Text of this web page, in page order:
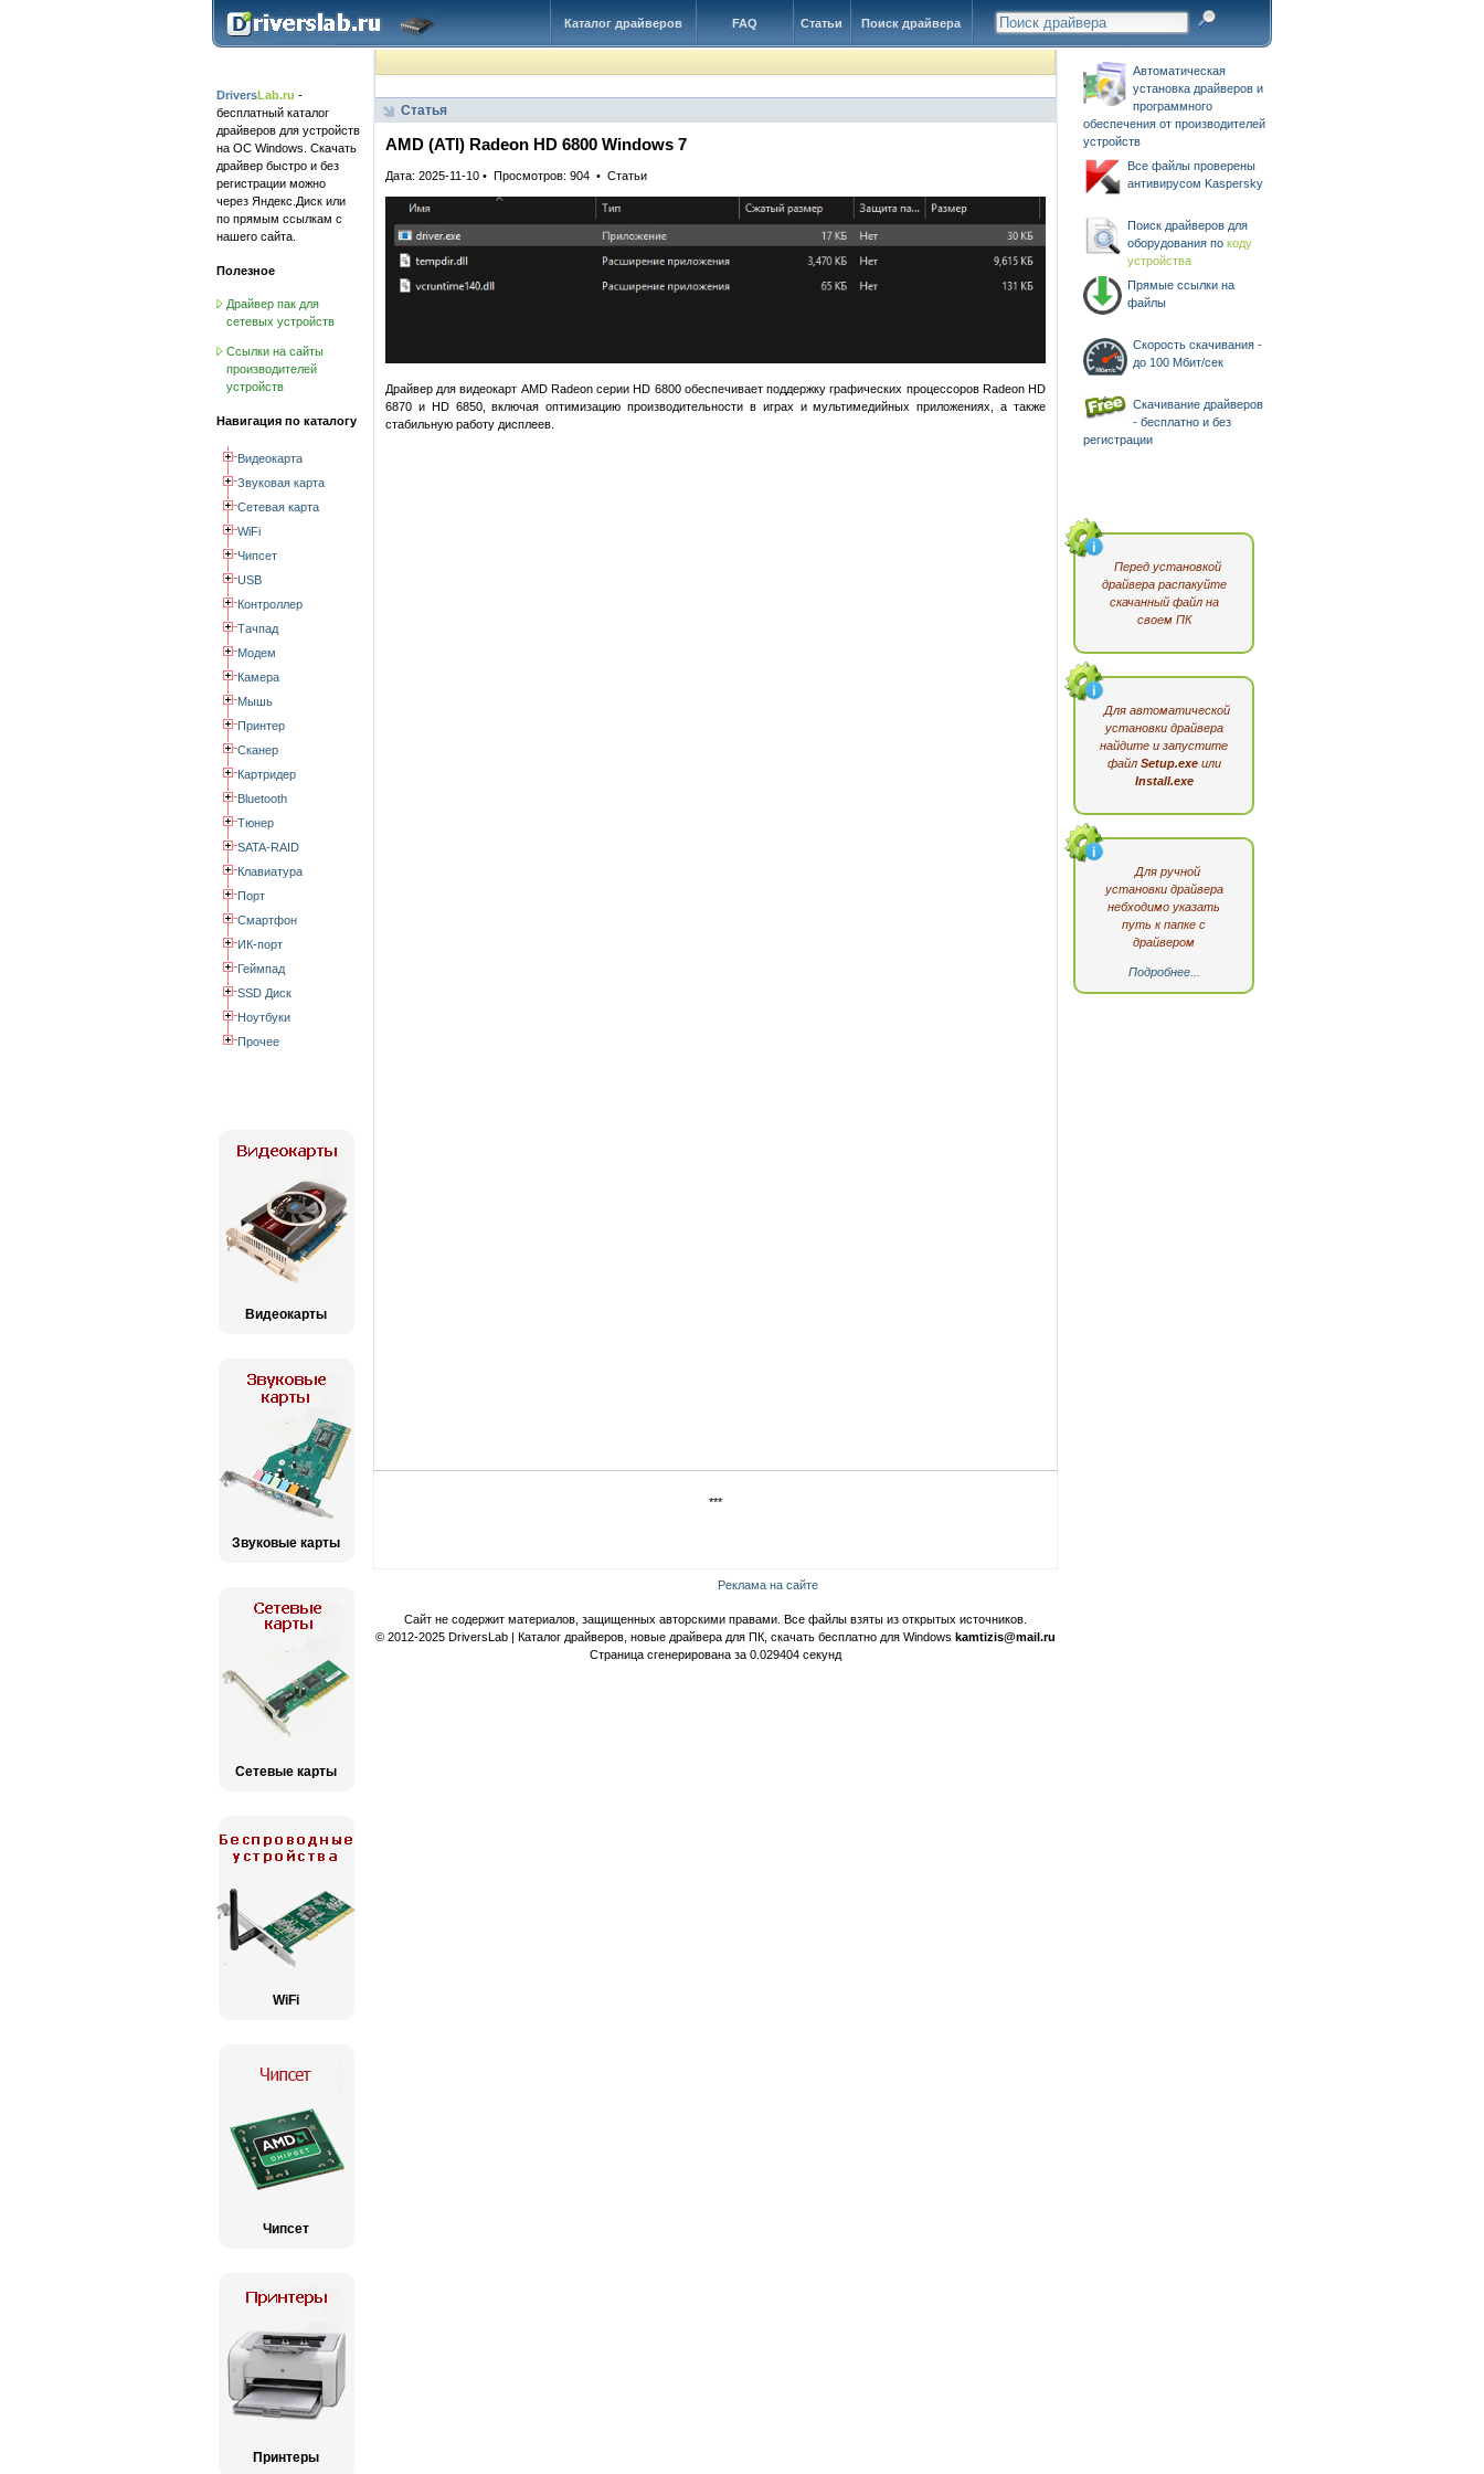
Поиск драйвера
Статьи
FAQ
Каталог драйверов
DriversLab.ru -
бесплатный каталог
драйверов для устройств
на ОС Windows. Скачать
драйвер быстро и без
регистрации можно
через Яндекс.Диск или
по прямым ссылкам с
нашего сайта.
Полезное
Драйвер пак для
сетевых устройств
Ссылки на сайты
производителей
устройств
Навигация по каталогу
Видеокарта
Звуковая карта
Сетевая карта
WiFi
Чипсет
USB
Контроллер
Тачпад
Модем
Камера
Мышь
Принтер
Сканер
Картридер
Bluetooth
Тюнер
SATA-RAID
Клавиатура
Порт
Смартфон
ИК-порт
Геймпад
SSD Диск
Ноутбуки
Прочее
Видеокарты
Звуковые карты
Сетевые карты
WiFi
Чипсет
Принтеры
Автоматическая
установка драйверов и
программного
обеспечения от производителей
устройств
Все файлы проверены
антивирусом Kaspersky
Поиск драйверов для
оборудования по коду
устройства
Прямые ссылки на
файлы
Скорость скачивания -
до 100 Мбит/сек
Скачивание драйверов
- бесплатно и без
регистрации
Перед установкой
драйвера распакуйте
скачанный файл на
своем ПК
Для автоматической
установки драйвера
найдите и запустите
файл Setup.exeили
Install.exe
Для ручной
установки драйвера
небходимо указать
путь к папке с
драйвером
Подробнее...
Статья
AMD (ATI) Radeon HD 6800 Windows 7
Дата: 2025-11-10 • Просмотров: 904 • Статьи
Драйвер для видеокарт AMD Radeon серии HD 6800 обеспечивает поддержку графических процессоров Radeon HD
6870 и HD 6850, включая оптимизацию производительности в играх и мультимедийных приложениях, а также
стабильную работу дисплеев.
***
Реклама на сайте
Сайт не содержит материалов, защищенных авторскими правами. Все файлы взяты из открытых источников.
© 2012-2025 DriversLab | Каталог драйверов, новые драйвера для ПК, скачать бесплатно для Windows kamtizis@mail.ru
Страница сгенерирована за 0.029404 секунд